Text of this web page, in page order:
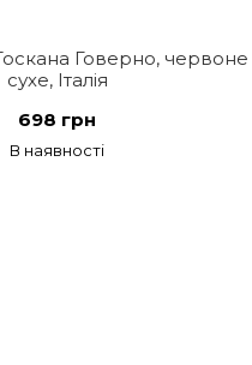
Тоскана Говерно, червоне
сухе, Італія
698 грн
В наявності